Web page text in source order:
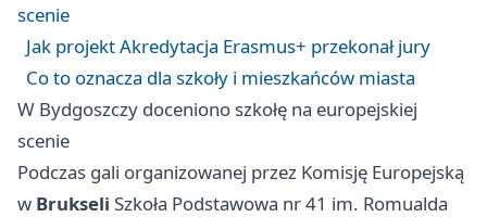
scenie
Jak projekt Akredytacja Erasmus+ przekonał jury
Co to oznacza dla szkoły i mieszkańców miasta
W Bydgoszczy doceniono szkołę na europejskiej
scenie
Podczas gali organizowanej przez Komisję Europejską
w Brukseli Szkoła Podstawowa nr 41 im. Romualda